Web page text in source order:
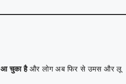
आ चुका हैऔर लोग अब फिर से उमस और लू